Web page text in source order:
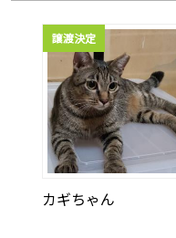
譲渡決定
カギちゃん